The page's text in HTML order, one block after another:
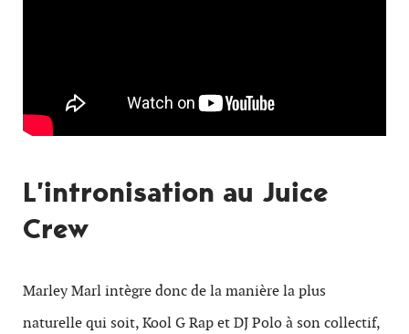
L’intronisation au Juice
Crew
Marley Marl intègre donc de la manière la plus
naturelle qui soit, Kool G Rap et DJ Polo à son collectif,